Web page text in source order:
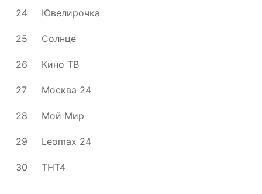
24 Ювелирочка
25 Солнце
26 Кино ТВ
27 Москва 24
28 Мой Мир
29 Leomax 24
30 ТНТ4